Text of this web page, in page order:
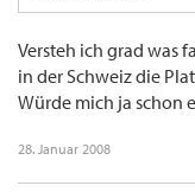
Versteh ich grad was
in der Schweiz die
Würde mich ja schon
28. Januar 2008